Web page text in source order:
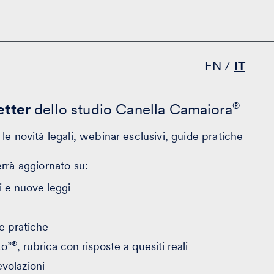
IT
EN
dello studio Canella Camaiora®
novità legali, webinar esclusivi, guide pratiche
aggiornato su:
e nuove leggi
pratiche
®, rubrica con risposte a quesiti reali